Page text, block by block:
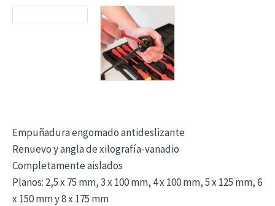
Empuñadura engomado antideslizante
Renuevo y angla de xilografía-vanadio
Completamente aislados
Planos: 2,5 x 75 mm, 3 x 100 mm, 4 x 100 mm, 5 x 125 mm, 6
x 150 mm y 8 x 175 mm